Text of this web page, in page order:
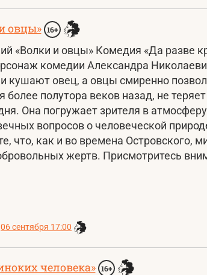
овцы» 16+
«Волки и овцы» Комедия «Да разве
комедии Александра
кушают овец, а овцы смиренно
более полутора веков назад, не
Она погружает зрителя в
вопросов о человеческой
что, как и во времена Островского,
жертв. Присмотритесь
06 сентября 17:00
человека» 16+